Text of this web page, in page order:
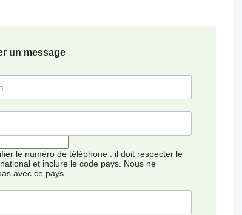
un message
le numéro de téléphone : il doit respecter le
et inclure le code pays. Nous ne
avec ce pays